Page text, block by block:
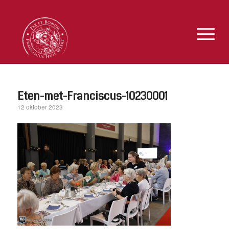
Eten-met-Franciscus-10230001
12 oktober 2023